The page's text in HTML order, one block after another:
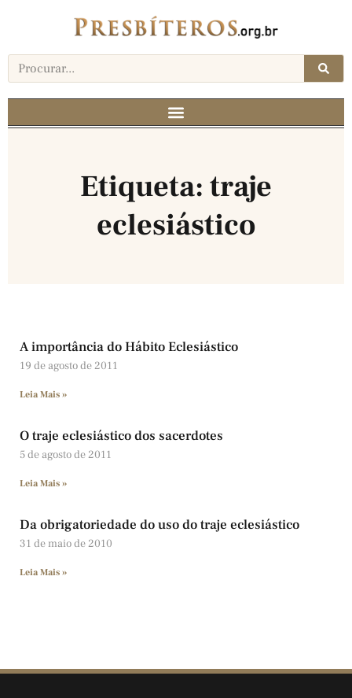
Etiqueta: traje
eclesiástico
A importância do Hábito Eclesiástico
19 de agosto de 2011
Leia Mais »
O traje eclesiástico dos sacerdotes
5 de agosto de 2011
Leia Mais »
Da obrigatoriedade do uso do traje eclesiástico
31 de maio de 2010
Leia Mais »